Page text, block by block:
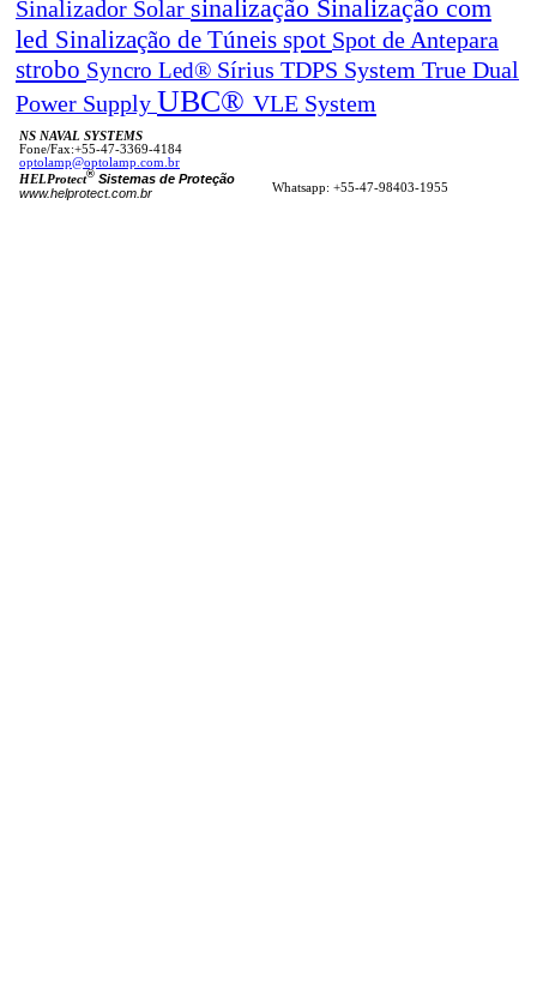
Sinalizador Solar sinalização Sinalização com
led Sinalização de Túneis spot Spot de Antepara
strobo Syncro Led® Sírius TDPS System True Dual
Power Supply UBC® VLE System
NS NAVAL SYSTEMS
Fone/Fax:+55-47-3369-4184
optolamp@optolamp.com.br
HELProtect® Sistemas de Proteção
www.helprotect.com.br
Whatsapp: +55-47-98403-1955